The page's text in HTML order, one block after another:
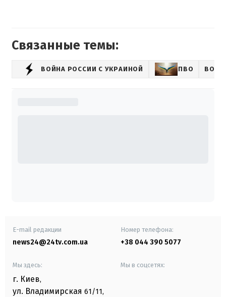
Связанные темы:
ВОЙНА РОССИИ С УКРАИНОЙ ПВО
E-mail редакции
news24@24tv.com.ua
Номер телефона:
+38 044 390 5077
Мы здесь:
г. Киев,
ул. Владимирская 61/11,
Мы в соцсетях: